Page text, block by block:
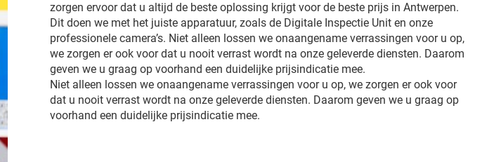
zorgen ervoor dat u altijd de beste oplossing krijgt voor de beste prijs in Antwerpen.
Dit doen we met het juiste apparatuur, zoals de Digitale Inspectie Unit en onze
professionele camera’s. Niet alleen lossen we onaangename verrassingen voor u op,
we zorgen er ook voor dat u nooit verrast wordt na onze geleverde diensten. Daarom
geven we u graag op voorhand een duidelijke prijsindicatie mee.
Niet alleen lossen we onaangename verrassingen voor u op, we zorgen er ook voor
dat u nooit verrast wordt na onze geleverde diensten. Daarom geven we u graag op
voorhand een duidelijke prijsindicatie mee.